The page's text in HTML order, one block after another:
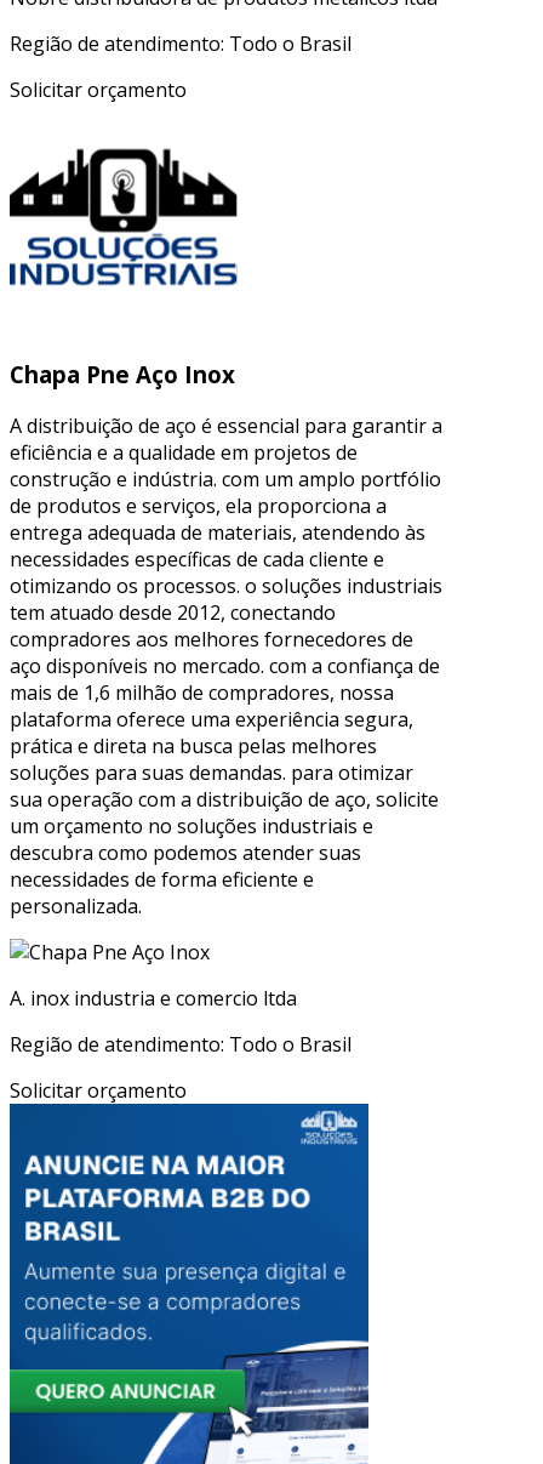
Região de atendimento: Todo o Brasil
Solicitar orçamento
Chapa Pne Aço Inox
A distribuição de aço é essencial para garantir a
eficiência e a qualidade em projetos de
construção e indústria. com um amplo portfólio
de produtos e serviços, ela proporciona a
entrega adequada de materiais, atendendo às
necessidades específicas de cada cliente e
otimizando os processos. o soluções industriais
tem atuado desde 2012, conectando
compradores aos melhores fornecedores de
aço disponíveis no mercado. com a confiança de
mais de 1,6 milhão de compradores, nossa
plataforma oferece uma experiência segura,
prática e direta na busca pelas melhores
soluções para suas demandas. para otimizar
sua operação com a distribuição de aço, solicite
um orçamento no soluções industriais e
descubra como podemos atender suas
necessidades de forma eficiente e
personalizada.
A. inox industria e comercio ltda
Região de atendimento: Todo o Brasil
Solicitar orçamento